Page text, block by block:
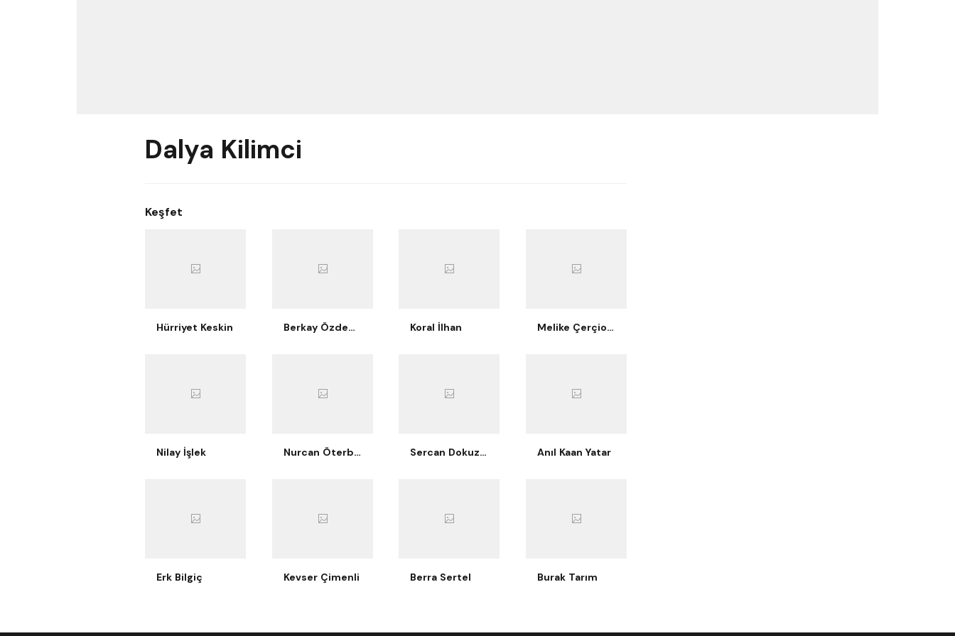
Dalya Kilimci
Keşfet
Hürriyet Keskin Berkay Özdemir Koral İlhan Melike Çerçioğlu Bilgiç
Nilay İşlek Nurcan Öterbübül Tatari Sercan Dokuzoğlu Anıl Kaan Yatar
Erk Bilgiç Kevser Çimenli Berra Sertel Burak Tarım